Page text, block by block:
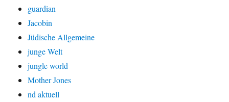
guardian
Jacobin
Jüdische Allgemeine
junge Welt
jungle world
Mother Jones
nd aktuell